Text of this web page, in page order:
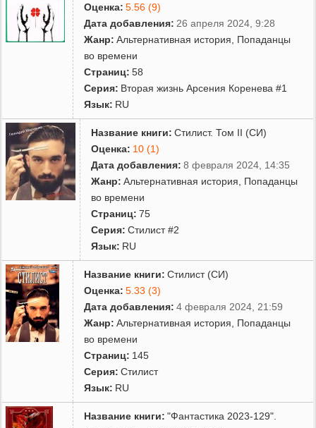
Оценка: 5.56 (9)
Дата добавления: 26 апреля 2024, 9:28
Жанр: Альтернативная история
Попаданцы
во времени
Страниц: 58
Серия: Вторая жизнь Арсения Коренева #1
Язык: RU
Название книги: Стилист. Том II (СИ)
Оценка: 10 (1)
Дата добавления: 8 февраля 2024, 14:35
Жанр: Альтернативная история
Попаданцы
во времени
Страниц: 75
Серия: Стилист #2
Язык: RU
Название книги: Стилист (СИ)
Оценка: 5.33 (3)
Дата добавления: 4 февраля 2024, 21:59
Жанр: Альтернативная история
Попаданцы
во времени
Страниц: 145
Серия: Стилист
Язык: RU
Название книги: "Фантастика 2023-129".